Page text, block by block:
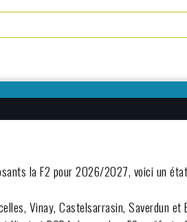
la F2 pour 2026/2027, voici un
Vinay, Castelsarrasin, Saverdun